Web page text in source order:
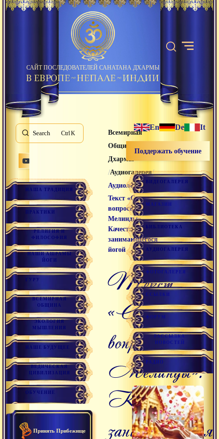
САЙТ ПОСЛЕДОВАТЕЛЕЙ САНАТАНА ДХАРМЫ
Search K
НАША ТРАДИЦИЯ
ПРАКТИКИ
РЕЛИГИЯ И
ФИЛОСОФИЯ
НАШИ АШРАМЫ
ЙОГИ
ГУРУ
ВСЕМИРНАЯ
ОБЩИНА
ЭКОЛОГИЯ
МЫШЛЕНИЯ
НАШЕ БУДУЩЕЕ
ВЕДИЧЕСКАЯ
ЦИВИЛИЗАЦИЯ
ОБУЧЕНИЕ
Принять Прибежище
Всемирная
Община Санатана
Дхармы
/Аудиогалерея/
Аудиолекции /
Текст «Сутра
вопросы
Мелинды».
Качества
занимающегося
йогой
Текст
«Сутра
вопросы
Мелинды».
Качества
занимающегося
En De It
Поддержать обучение
ВИДЕОГАЛЕРЕЯ
МАГАЗИН
БИБЛИОТЕКА
АУДИОГАЛЕРЕЯ
ФОТОГАЛЕРЕЯ
ССЫЛКИ
ФОРУМ
РАССЫЛКА
НОВОСТЕЙ
РАДИО